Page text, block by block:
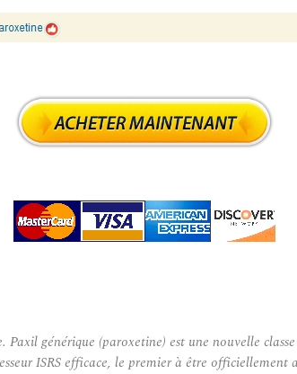
générique (paroxetine) est une nouvelle
ISRS efficace, le premier à être